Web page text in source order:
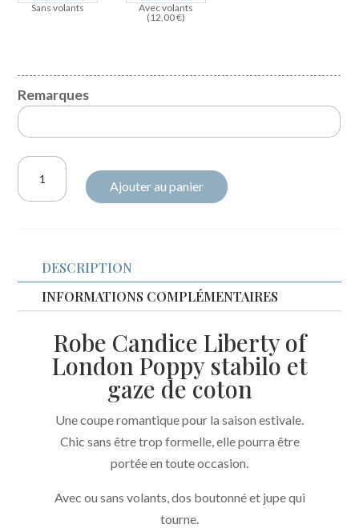
Sans volants
Avec volants
(12,00€)
Remarques
quantité
Poppy
stabilo
Ajouter au panier
DESCRIPTION
INFORMATIONS COMPLÉMENTAIRES
Robe Candice Liberty of
London Poppy stabilo et
gaze de coton
Une coupe romantique pour la saison estivale.
Chic sans être trop formelle, elle pourra être
portée en toute occasion.
Avec ou sans volants, dos boutonné et jupe qui
tourne.